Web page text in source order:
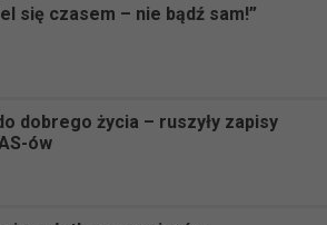
się czasem – nie bądź sam!”
dobrego życia – ruszyły zapisy
ów